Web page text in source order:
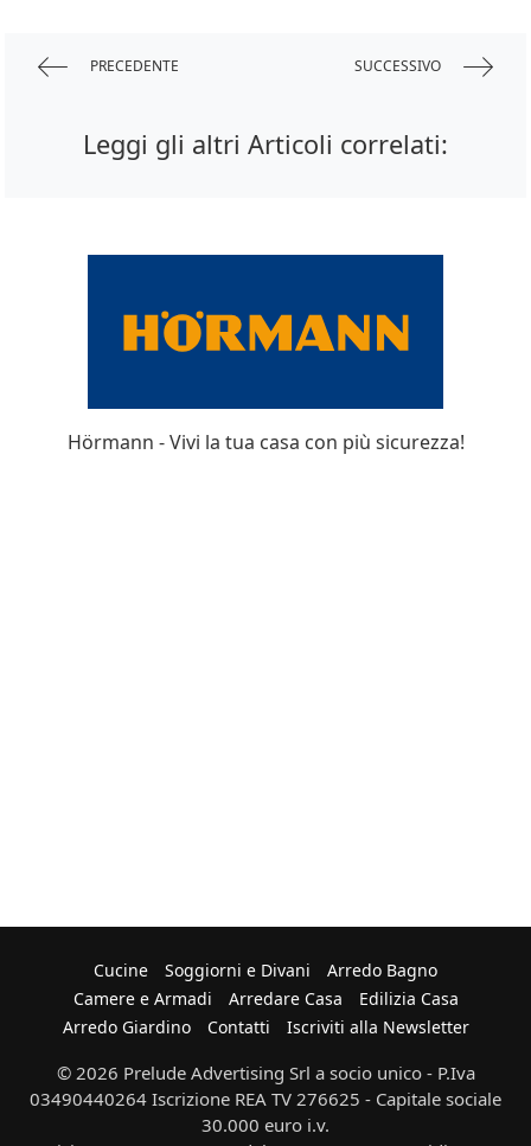
PRECEDENTE SUCCESSIVO
Leggi gli altri Articoli correlati:
Hörmann - Vivi la tua casa con più sicurezza!
Cucine Soggiorni e Divani
Arredo Bagno
Camere e Armadi
Arredare Casa
Edilizia Casa
Arredo Giardino
Contatti Iscriviti alla Newsletter
© 2026 Prelude Advertising Srl a socio unico - P.Iva
03490440264 Iscrizione REA TV 276625 - Capitale sociale
30.000 euro i.v.